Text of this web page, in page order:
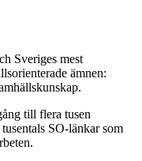
Sveriges mest
ämnen:
till flera tusen
SO-länkar som